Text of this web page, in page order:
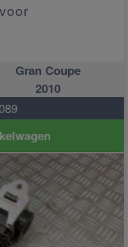
Gran Coupe
2010